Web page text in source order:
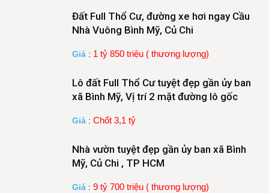
Đất Full Thổ Cư, đường xe hơi ngay Cầu
Nhà Vuông Bình Mỹ, Củ Chi
Giá : 1 tỷ 850 triệu ( thương lượng)
Lô đất Full Thổ Cư tuyệt đẹp gần ủy ban
xã Bình Mỹ, Vị trí 2 mặt đường lô gốc
Giá : Chốt 3,1 tỷ
Nhà vườn tuyệt đẹp gần ủy ban xã Bình
Mỹ, Củ Chi , TP HCM
Giá : 9 tỷ 700 triệu ( thương lượng)